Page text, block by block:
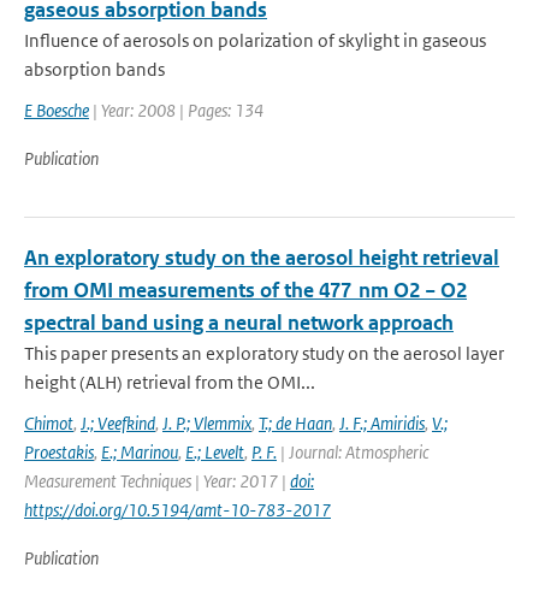
gaseous absorption bands
Influence of aerosols on polarization of skylight in gaseous
absorption bands
E Boesche | Year: 2008 | Pages: 134
Publication
An exploratory study on the aerosol height retrieval
from OMI measurements of the 477 nm O2 − O2
spectral band using a neural network approach
This paper presents an exploratory study on the aerosol layer
height (ALH) retrieval from the OMI...
Chimot, J.; Veefkind, J. P.; Vlemmix, T.; de Haan, J. F.; Amiridis, V.;
Proestakis, E.; Marinou, E.; Levelt, P. F. | Journal: Atmospheric
Measurement Techniques | Year: 2017 | doi:
https://doi.org/10.5194/amt-10-783-2017
Publication